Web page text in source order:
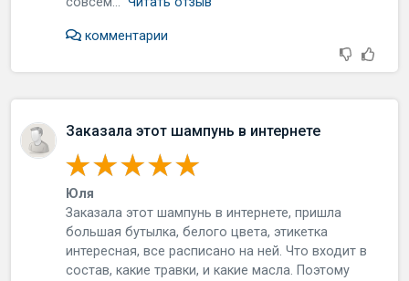
комментарии
Заказала этот шампунь в интернете
Юля
Заказала этот шампунь в интернете, пришла
большая бутылка, белого цвета, этикетка
интересная, все расписано на ней. Что входит в
состав, какие травки, и какие масла. Поэтому